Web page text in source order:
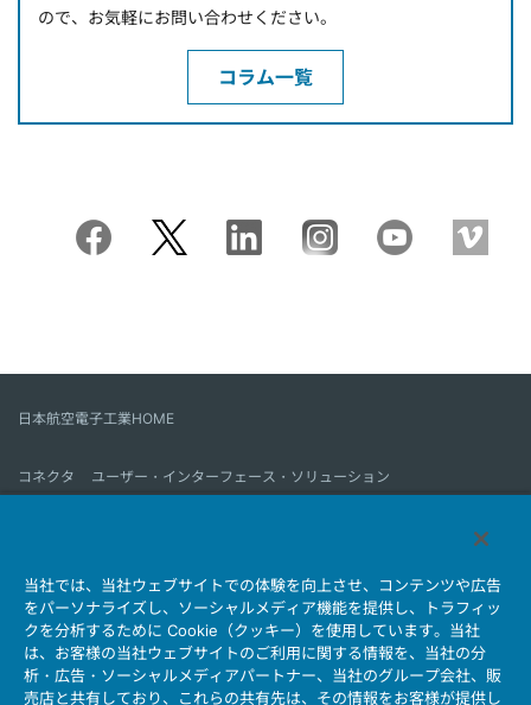
ので、お気軽にお問い合わせください。
コラム一覧
日本航空電子工業HOME
コネクタ
ユーザー・インターフェース・ソリューション
会社情報 サステナビリティ IR情報 採用情報
会社情報新着一覧
製品情報新着一覧
サイトマップ お問い合わせ
当社では、当社ウェブサイトでの体験を向上させ、コンテンツや広告
をパーソナライズし、ソーシャルメディア機能を提供し、トラフィッ
クを分析するために Cookie（クッキー）を使用しています。当社
は、お客様の当社ウェブサイトのご利用に関する情報を、当社の分
析・広告・ソーシャルメディアパートナー、当社のグループ会社、販
売店と共有しており、これらの共有先は、その情報をお客様が提供し